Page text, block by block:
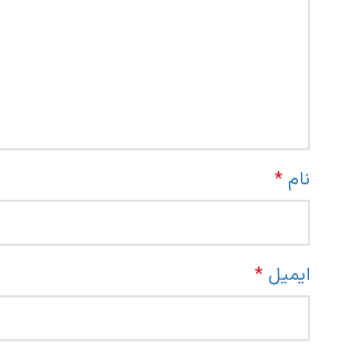
نام *
ایمیل *